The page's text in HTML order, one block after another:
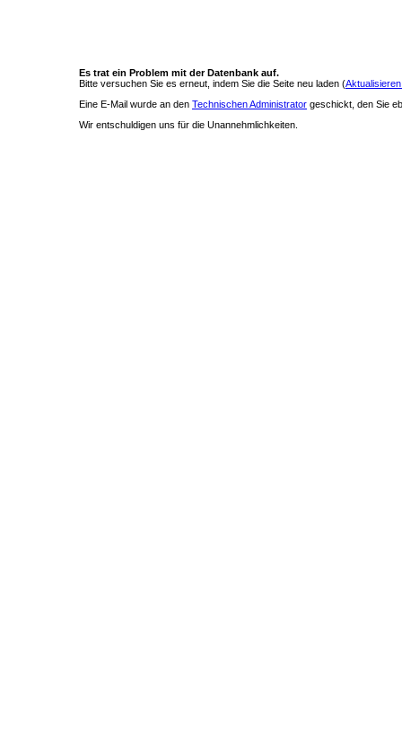
Es trat ein Problem mit der Datenbank auf.
Bitte versuchen Sie es erneut, indem Sie die Seite neu laden (
Eine E-Mail wurde an den Technischen Administrator geschickt, den Sie
Wir entschuldigen uns für die Unannehmlichkeiten.